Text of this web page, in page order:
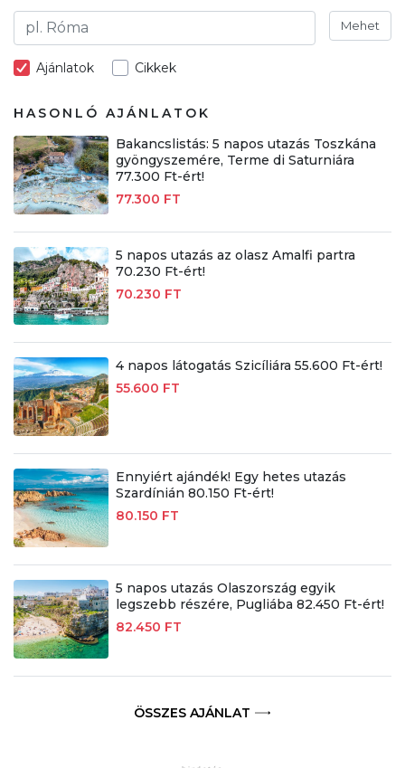
Mehet
Ajánlatok Cikkek
HASONLÓ AJÁNLATOK
Bakancslistás: 5 napos utazás Toszkána
gyöngyszemére, Terme di Saturniára
77.300 Ft-ért!
77.300 FT
5 napos utazás az olasz Amalfi partra
70.230 Ft-ért!
70.230 FT
4 napos látogatás Szicíliára 55.600 Ft-ért!
55.600 FT
Ennyiért ajándék! Egy hetes utazás
Szardínián 80.150 Ft-ért!
80.150 FT
5 napos utazás Olaszország egyik
legszebb részére, Pugliába 82.450 Ft-ért!
82.450 FT
ÖSSZES AJÁNLAT